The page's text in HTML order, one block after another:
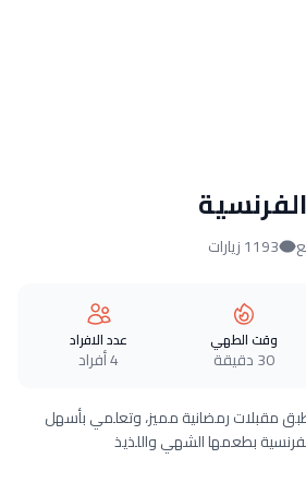
1193 زيارات
وقت الطهي
30 دقيقة
عدد الافراد
4 أفراد
مقبلات رمضانية مميز، وتعلمي بأسهل
بطعمها الشهي واللذيذ